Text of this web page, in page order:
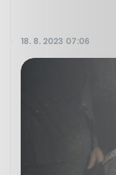
18. 8. 2023 07:06